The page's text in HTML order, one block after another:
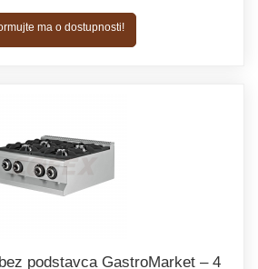
ma o dostupnosti!
podstavca GastroMarket – 4